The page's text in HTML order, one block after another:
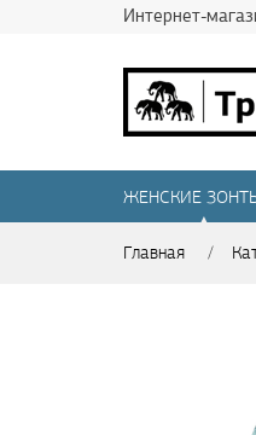
Интернет-
ЖЕНСКИЕ
▲
Главная /